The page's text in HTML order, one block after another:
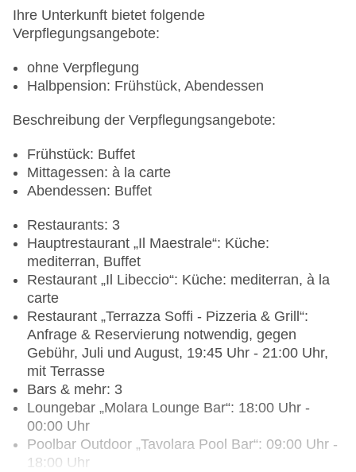
Ihre Unterkunft bietet folgende
Verpflegungsangebote:
ohne Verpflegung
Halbpension: Frühstück, Abendessen
Beschreibung der Verpflegungsangebote:
Frühstück: Buffet
Mittagessen: à la carte
Abendessen: Buffet
Restaurants: 3
Hauptrestaurant „Il Maestrale“: Küche:
mediterran, Buffet
Restaurant „Il Libeccio“: Küche: mediterran, à la
carte
Restaurant „Terrazza Soffi - Pizzeria & Grill“:
Anfrage & Reservierung notwendig, gegen
Gebühr, Juli und August, 19:45 Uhr - 21:00 Uhr,
mit Terrasse
Bars & mehr: 3
Loungebar „Molara Lounge Bar“: 18:00 Uhr -
00:00 Uhr
Poolbar Outdoor „Tavolara Pool Bar“: 09:00 Uhr -
18:00 Uhr